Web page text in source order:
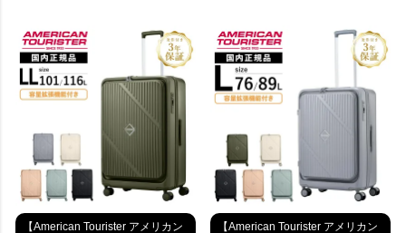
【American Tourister アメリカン
【American Tourister アメリカン